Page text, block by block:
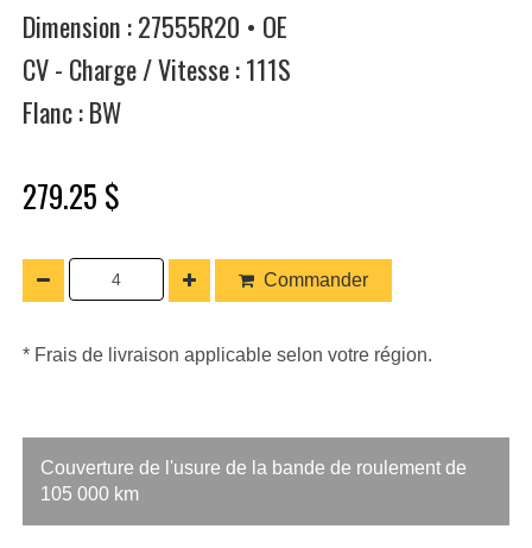
Dimension : 27555R20 • OE
CV - Charge / Vitesse : 111S
Flanc : BW
279.25 $
Commander
* Frais de livraison applicable selon votre région.
Couverture de l'usure de la bande de roulement de
105 000 km